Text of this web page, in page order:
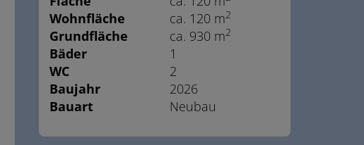
Wohnfläche ca. 120 m2
Grundfläche ca. 930 m2
Bäder
1
WC
2
Baujahr
2026
Bauart
Neubau